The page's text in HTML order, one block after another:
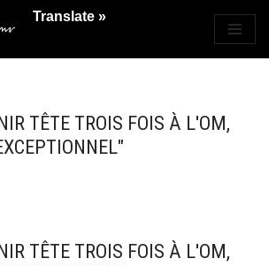
TÊTE TROIS FOIS À L'OM,
TÊTE TROIS FOIS À L'OM,
Translate »